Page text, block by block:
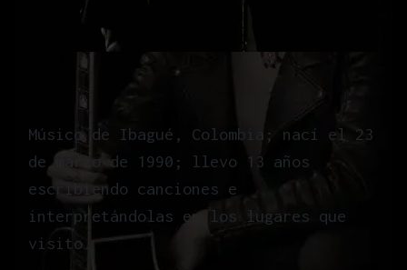
Músico de Ibagué, Colombia; nací el 23
de marzo de 1990; llevo 13 años
escribiendo canciones e
interpretándolas en los lugares que
visito.